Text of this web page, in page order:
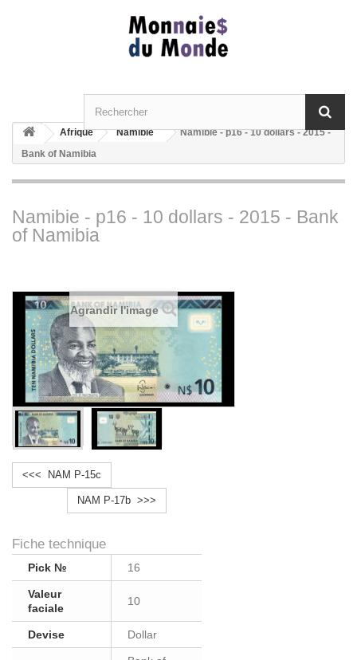
Afrique Namibie
Namibie - p16 - 10 dollars - 2015 -
Bank of Namibia
Namibie - p16 - 10 dollars - 2015 - Bank
of Namibia
Agrandir l'image
<<< NAM P-15c
NAM P-17b >>>
Fiche technique
Pick № 16
Valeur
faciale
10
Devise Dollar